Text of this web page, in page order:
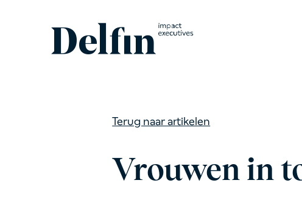
Terug naar artikelen
Vrouwen in